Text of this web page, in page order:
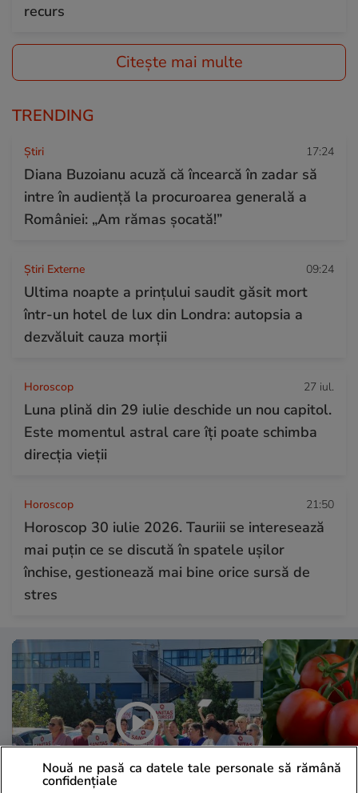
recurs
Citește mai multe
TRENDING
Ştiri 17:24
Diana Buzoianu acuză că încearcă în zadar să
intre în audiență la procuroarea generală a
României: „Am rămas șocată!”
Știri Externe 09:24
Ultima noapte a prințului saudit găsit mort
într-un hotel de lux din Londra: autopsia a
dezvăluit cauza morții
Horoscop 27 iul.
Luna plină din 29 iulie deschide un nou capitol.
Este momentul astral care îți poate schimba
direcția vieții
Horoscop 21:50
Horoscop 30 iulie 2026. Tauriii se interesează
mai puțin ce se discută în spatele ușilor
închise, gestionează mai bine orice sursă de
stres
Nouă ne pasă ca datele tale personale să rămână
confidențiale